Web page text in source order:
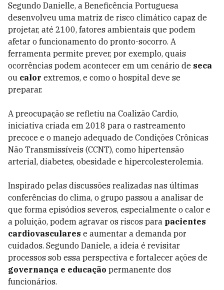
Segundo Danielle, a Beneficência Portuguesa
desenvolveu uma matriz de risco climático capaz de
projetar, até 2100, fatores ambientais que podem
afetar o funcionamento do pronto-socorro. A
ferramenta permite prever, por exemplo, quais
ocorrências podem acontecer em um cenário de seca
ou calor extremos, e como o hospital deve se
preparar.
A preocupação se refletiu na Coalizão Cardio,
iniciativa criada em 2018 para o rastreamento
precoce e o manejo adequado de Condições Crônicas
Não Transmissíveis (CCNT), como hipertensão
arterial, diabetes, obesidade e hipercolesterolemia.
Inspirado pelas discussões realizadas nas últimas
conferências do clima, o grupo passou a analisar de
que forma episódios severos, especialmente o calor e
a poluição, podem agravar os riscos para pacientes
cardiovasculares e aumentar a demanda por
cuidados. Segundo Daniele, a ideia é revisitar
processos sob essa perspectiva e fortalecer ações de
governança e educação permanente dos
funcionários.